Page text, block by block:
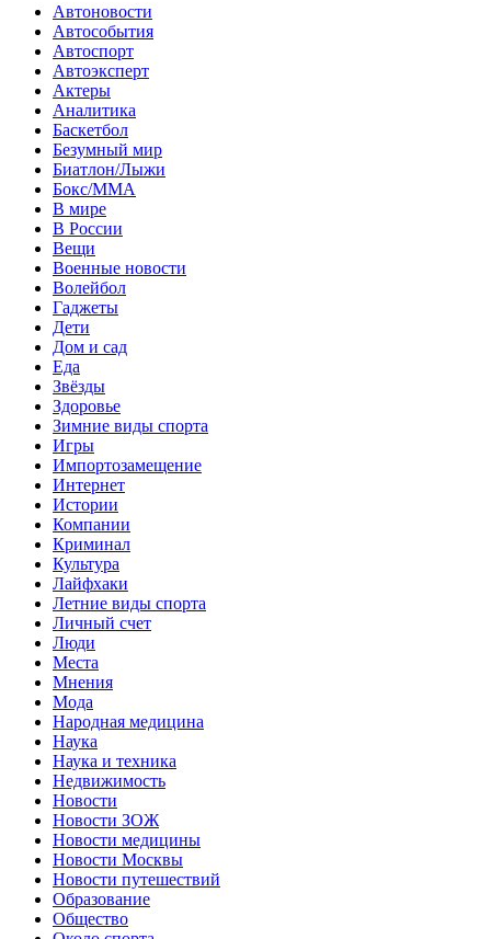
Автоновости
Автособытия
Автоспорт
Автоэксперт
Актеры
Аналитика
Баскетбол
Безумный мир
Биатлон/Лыжи
Бокс/MMA
В мире
В России
Вещи
Военные новости
Волейбол
Гаджеты
Дети
Дом и сад
Еда
Звёзды
Здоровье
Зимние виды спорта
Игры
Импортозамещение
Интернет
Истории
Компании
Криминал
Культура
Лайфхаки
Летние виды спорта
Личный счет
Люди
Места
Мнения
Мода
Народная медицина
Наука
Наука и техника
Недвижимость
Новости
Новости ЗОЖ
Новости медицины
Новости Москвы
Новости путешествий
Образование
Общество